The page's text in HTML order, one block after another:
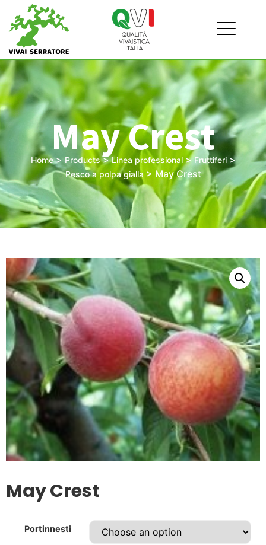
May Crest
Home> Products>Linea professional>Fruttiferi>
Pesco a polpa gialla > May Crest
May Crest
Portinnesti